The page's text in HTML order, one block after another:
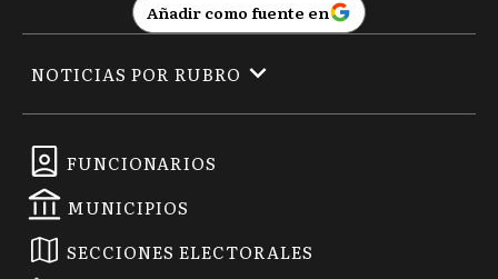
Añadir como fuente en
FUNCIONARIOS
MUNICIPIOS
SECCIONES ELECTORALES
NOTICIAS POR RUBRO